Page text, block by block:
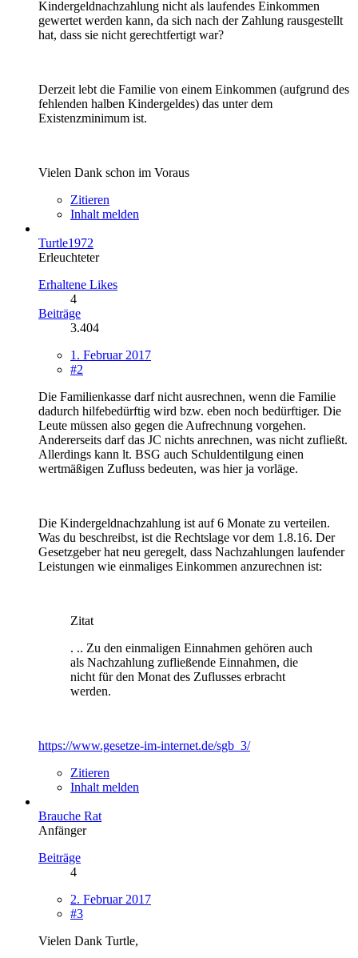
Kindergeldnachzahlung nicht als laufendes Einkommen
gewertet werden kann, da sich nach der Zahlung rausgestellt
hat, dass sie nicht gerechtfertigt war?
Derzeit lebt die Familie von einem Einkommen (aufgrund des
fehlenden halben Kindergeldes) das unter dem
Existenzminimum ist.
Vielen Dank schon im Voraus
Zitieren
Inhalt melden
Turtle1972
Erleuchteter
Erhaltene Likes
4
Beiträge
3.404
1. Februar 2017
#2
Die Familienkasse darf nicht ausrechnen, wenn die Familie
dadurch hilfebedürftig wird bzw. eben noch bedürftiger. Die
Leute müssen also gegen die Aufrechnung vorgehen.
Andererseits darf das JC nichts anrechnen, was nicht zufließt.
Allerdings kann lt. BSG auch Schuldentilgung einen
wertmäßigen Zufluss bedeuten, was hier ja vorläge.
Die Kindergeldnachzahlung ist auf 6 Monate zu verteilen.
Was du beschreibst, ist die Rechtslage vor dem 1.8.16. Der
Gesetzgeber hat neu geregelt, dass Nachzahlungen laufender
Leistungen wie einmaliges Einkommen anzurechnen ist:
Zitat
. .. Zu den einmaligen Einnahmen gehören auch
als Nachzahlung zufließende Einnahmen, die
nicht für den Monat des Zuflusses erbracht
werden.
https://www.gesetze-im-internet.de/sgb_3/
Zitieren
Inhalt melden
Brauche Rat
Anfänger
Beiträge
4
2. Februar 2017
#3
Vielen Dank Turtle,